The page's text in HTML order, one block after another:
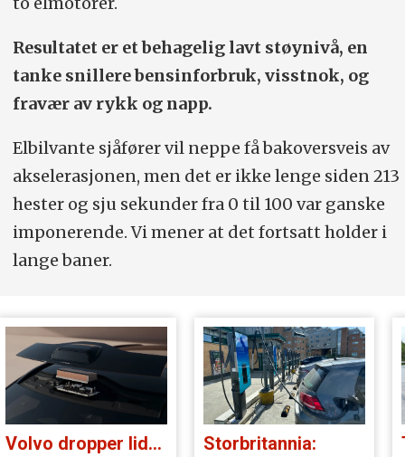
Resultatet er et behagelig lavt støynivå, en
tanke snillere bensinforbruk, visstnok, og
fravær av rykk og napp.
Elbilvante sjåfører vil neppe få bakoversveis av
akselerasjonen, men det er ikke lenge siden 213
hester og sju sekunder fra 0 til 100 var ganske
imponerende. Vi mener at det fortsatt holder i
lange baner.
Storbritannia: Tatt i kontroll: